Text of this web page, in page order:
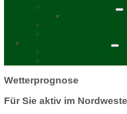
Wetterprognose
Für Sie aktiv im